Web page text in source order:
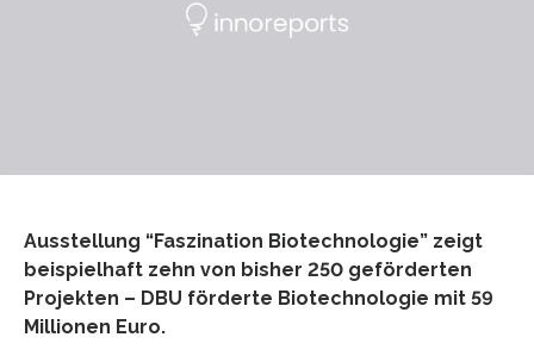
Ausstellung “Faszination Biotechnologie” zeigt
beispielhaft zehn von bisher 250 geförderten
Projekten – DBU förderte Biotechnologie mit 59
Millionen Euro.